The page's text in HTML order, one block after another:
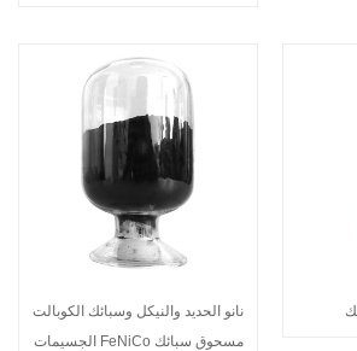
نانو الحديد والنيكل وسبائك الكوبالت
مسحوق سبائك FeNiCo الجسيمات